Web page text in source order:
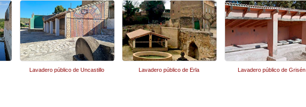
Lavadero público de Uncastillo Lavadero público de Erla Lavadero público de Grisén